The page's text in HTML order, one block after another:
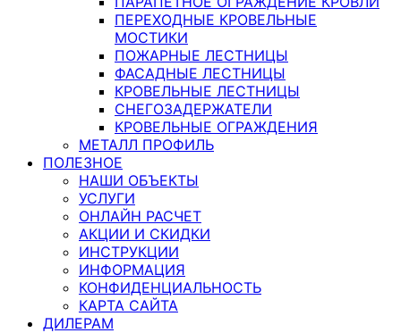
ПЕРЕХОДНЫЕ КРОВЕЛЬНЫЕ
МОСТИКИ
ПОЖАРНЫЕ ЛЕСТНИЦЫ
ФАСАДНЫЕ ЛЕСТНИЦЫ
КРОВЕЛЬНЫЕ ЛЕСТНИЦЫ
СНЕГОЗАДЕРЖАТЕЛИ
КРОВЕЛЬНЫЕ ОГРАЖДЕНИЯ
МЕТАЛЛ ПРОФИЛЬ
ПОЛЕЗНОЕ
НАШИ ОБЪЕКТЫ
УСЛУГИ
ОНЛАЙН РАСЧЕТ
АКЦИИ И СКИДКИ
ИНСТРУКЦИИ
ИНФОРМАЦИЯ
КОНФИДЕНЦИАЛЬНОСТЬ
КАРТА САЙТА
ДИЛЕРАМ